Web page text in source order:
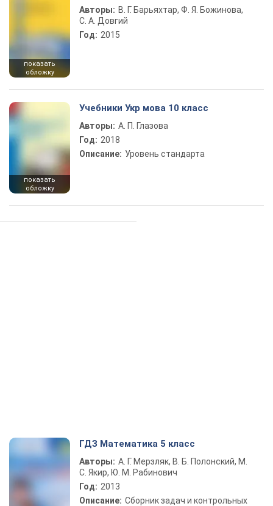
показать
обложку
Авторы: В. Г. Барьяхтар, Ф. Я. Божинова,
С. А. Довгий
Год: 2015
показать
обложку
Учебники Укр мова 10 класс
Авторы: А. П. Глазова
Год: 2018
Описание: Уровень стандарта
ГДЗ Математика 5 класс
Авторы: А. Г. Мерзляк, В. Б. Полонский, М.
С. Якир, Ю. М. Рабинович
Год: 2013
Описание: Сборник задач и контрольных